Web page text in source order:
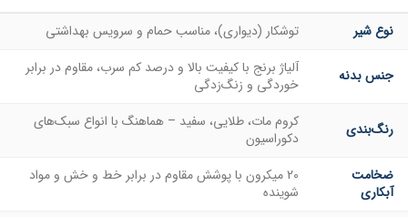
نوع شیر توشکار (دیواری)، مناسب حمام و سرویس بهداشتی
جنس بدنه
آلیاژ برنج با کیفیت بالا و درصد کم سرب، مقاوم در برابر
خوردگی و زنگ‌زدگی
رنگ‌بندی
کروم مات، طلایی، سفید – هماهنگ با انواع سبک‌های
دکوراسیون
ضخامت
آبکاری
20 میکرون با پوشش مقاوم در برابر خط و خش و مواد
شوینده